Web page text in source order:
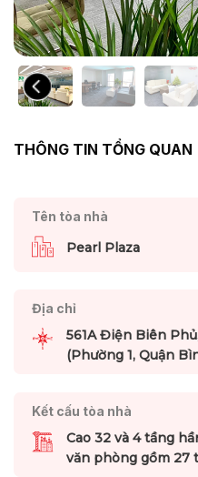
THÔNG TIN TỔNG QUAN
Tên tòa nhà
Pearl Plaza
Địa chỉ
561A Điện Biên
(Phường 1, Quận
Kết cấu tòa nhà
Cao 32 và 4 tầng
văn phòng gồm 27